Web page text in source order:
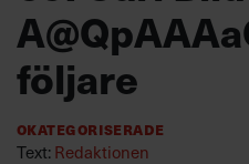
Utbildning för
Populära
följare
Okategoriserade
Text:Redaktionen